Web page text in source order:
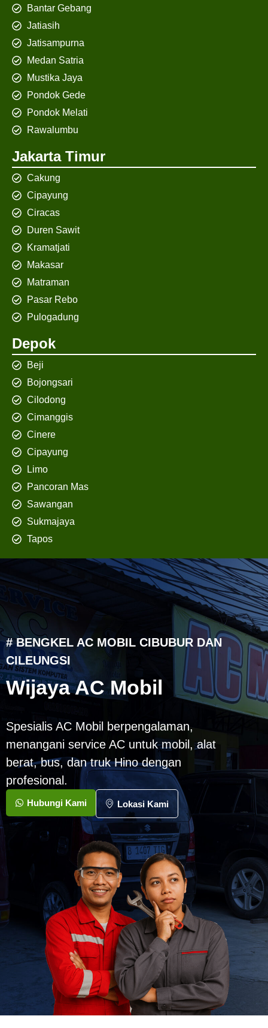
Bantar Gebang
Jatiasih
Jatisampurna
Medan Satria
Mustika Jaya
Pondok Gede
Pondok Melati
Rawalumbu
Jakarta Timur
Cakung
Cipayung
Ciracas
Duren Sawit
Kramatjati
Makasar
Matraman
Pasar Rebo
Pulogadung
Depok
Beji
Bojongsari
Cilodong
Cimanggis
Cinere
Cipayung
Limo
Pancoran Mas
Sawangan
Sukmajaya
Tapos
# BENGKEL AC MOBIL CIBUBUR DAN
CILEUNGSI
Wijaya AC Mobil
Spesialis AC Mobil berpengalaman,
menangani service AC untuk mobil, alat
berat, bus, dan truk Hino dengan
profesional.
Hubungi Kami Lokasi Kami